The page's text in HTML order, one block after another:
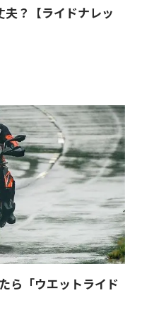
？【ライドナレッ
ら「ウエットライド